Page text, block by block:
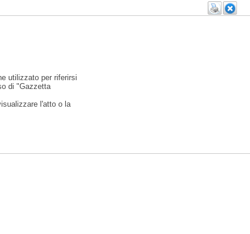
utilizzato per riferirsi
di "Gazzetta
l'atto o la